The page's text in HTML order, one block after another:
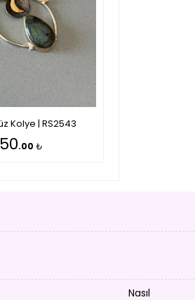
Kolye | RS2543
.00 ₺
Nasıl